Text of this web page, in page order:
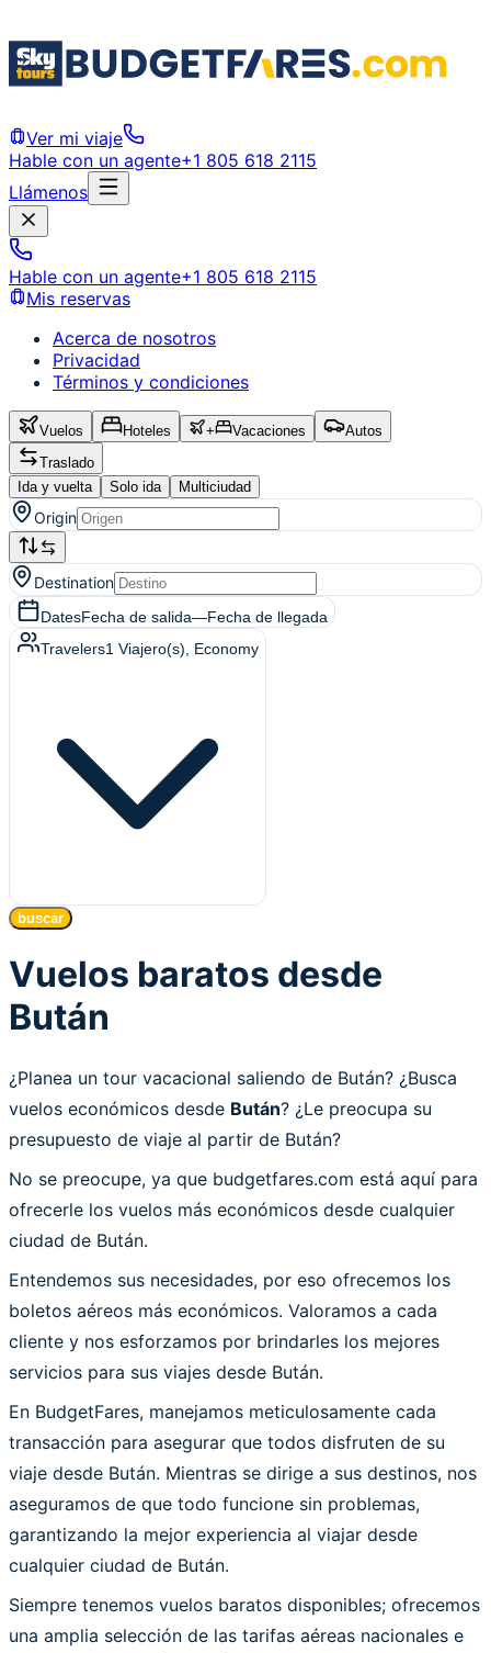
Ver mi viaje
Hable con un agente+1 805 618 2115
Llámenos
Hable con un agente+1 805 618 2115
Mis reservas
Acerca de nosotros
Privacidad
Términos y condiciones
Vuelos Hoteles + Vacaciones
Autos
Traslado
Ida y vuelta
Solo ida Multiciudad
Origin
Destination
DatesFecha de salida—Fecha de llegada
Travelers1 Viajero(s) , Economy
buscar
Vuelos baratos desde
Bután
¿Planea un tour vacacional saliendo de Bután? ¿Busca
vuelos económicos desde Bután? ¿Le preocupa su
presupuesto de viaje al partir de Bután?
No se preocupe, ya que budgetfares.com está aquí para
ofrecerle los vuelos más económicos desde cualquier
ciudad de Bután.
Entendemos sus necesidades, por eso ofrecemos los
boletos aéreos más económicos. Valoramos a cada
cliente y nos esforzamos por brindarles los mejores
servicios para sus viajes desde Bután.
En BudgetFares, manejamos meticulosamente cada
transacción para asegurar que todos disfruten de su
viaje desde Bután. Mientras se dirige a sus destinos, nos
aseguramos de que todo funcione sin problemas,
garantizando la mejor experiencia al viajar desde
cualquier ciudad de Bután.
Siempre tenemos vuelos baratos disponibles; ofrecemos
una amplia selección de las tarifas aéreas nacionales e